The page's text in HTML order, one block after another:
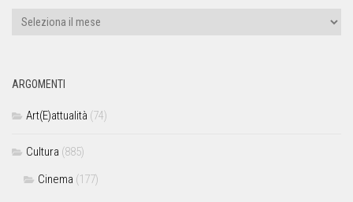
ARGOMENTI
Art(E)attualità (74)
Cultura (885)
Cinema (177)